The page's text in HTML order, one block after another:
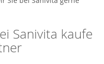
Sanivita kaufe